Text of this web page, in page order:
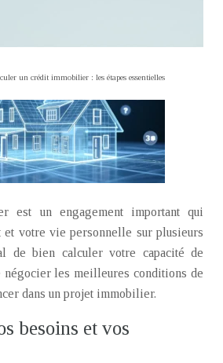
un crédit immobilier : les étapes essentielles
est un engagement important qui
et votre vie personnelle sur plusieurs
de bien calculer votre capacité de
négocier les meilleures conditions de
dans un projet immobilier.
besoins et vos